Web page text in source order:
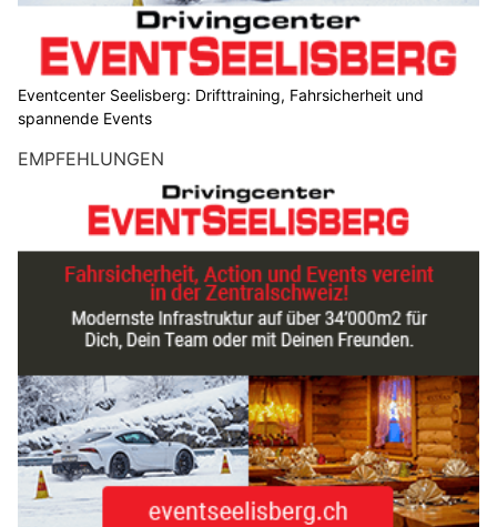
Eventcenter Seelisberg: Drifttraining, Fahrsicherheit und
spannende Events
EMPFEHLUNGEN